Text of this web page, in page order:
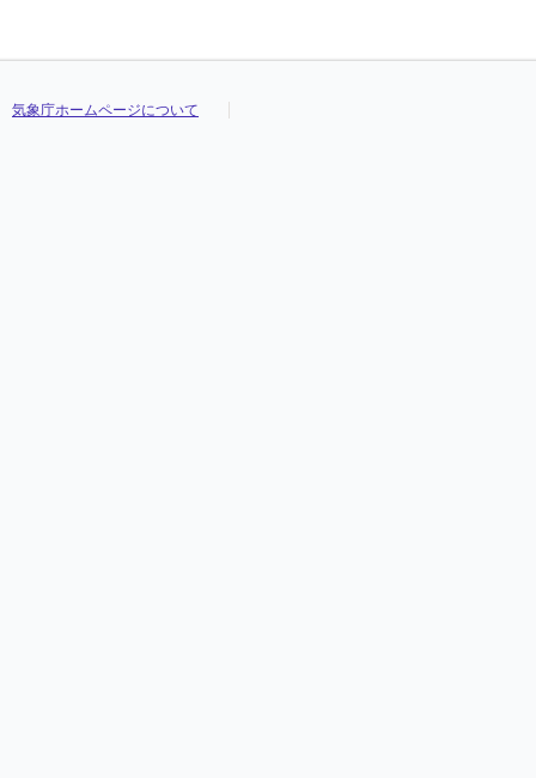
気象庁ホームページについて